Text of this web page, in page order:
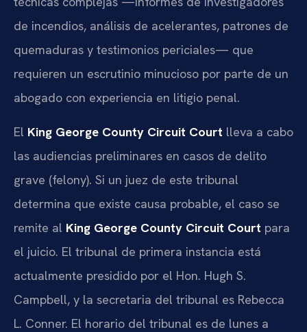
de incendios, análisis de acelerantes, patrones de
quemaduras y testimonios periciales— que
requieren un escrutinio minucioso por parte de un
abogado con experiencia en litigio penal.
El King George County Circuit Court lleva a cabo
las audiencias preliminares en casos de delito
grave (felony). Si un juez de este tribunal
determina que existe causa probable, el caso se
remite al King George County Circuit Court para
el juicio. El tribunal de primera instancia está
actualmente presidido por el Hon. Hugh S.
Campbell, y la secretaria del tribunal es Rebecca
L. Conner. El horario del tribunal es de lunes a